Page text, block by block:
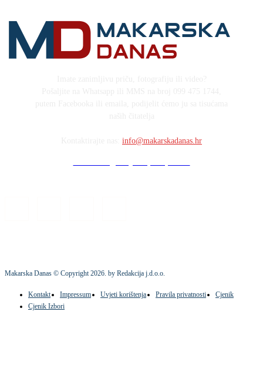
info@makarskadanas.hr
Makarska Danas © Copyright2026. by Redakcija j.d.o.o.
Kontakt Impressum Uvjeti korištenja Pravila privatnosti
Cjenik
Cjenik Izbori